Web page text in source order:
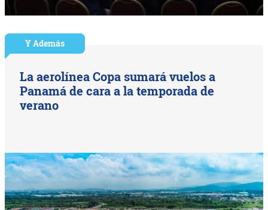
Y Además
La aerolínea Copa sumará vuelos a
Panamá de cara a la temporada de
verano